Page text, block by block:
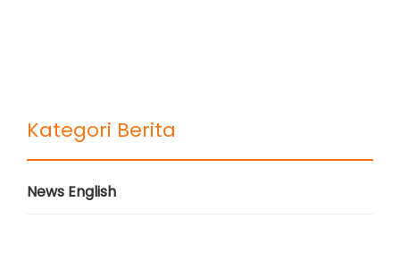
Kategori Berita
News English